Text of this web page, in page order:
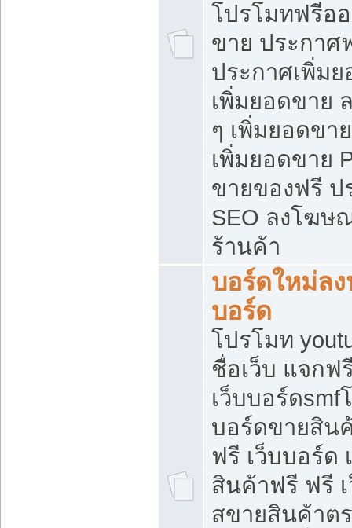
โปรโมทฟรีอ
ขาย ประกาศ
ประกาศเพิ่ม
เพิ่มยอดขาย
ๆ เพิ่มยอดขา
เพิ่มยอดขาย
ขายของฟรี ป
SEO ลงโฆษ
ร้านค้า
บอร์ดใหม่ลง
บอร์ด
โปรโมท
ชื่อเว็บ แจกฟ
เว็บบอร์ดsmf
บอร์ดขายสิน
ฟรี เว็บบอร์ด
สินค้าฟรี ฟรี
สขายสินค้าต